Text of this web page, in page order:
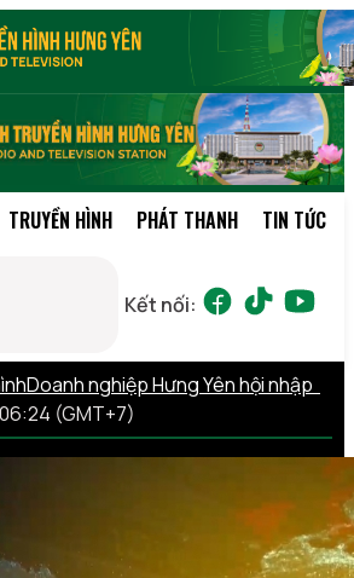
TRUYỀN HÌNH PHÁT THANH TIN TỨC
Kết nối:
Doanh nghiệp Hưng Yên hội nhập
(GMT+7)